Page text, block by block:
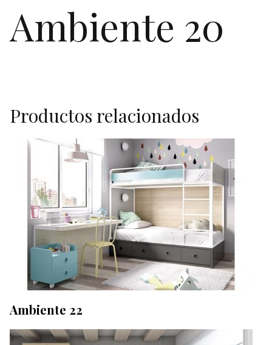
Ambiente 20
Productos relacionados
Ambiente 22